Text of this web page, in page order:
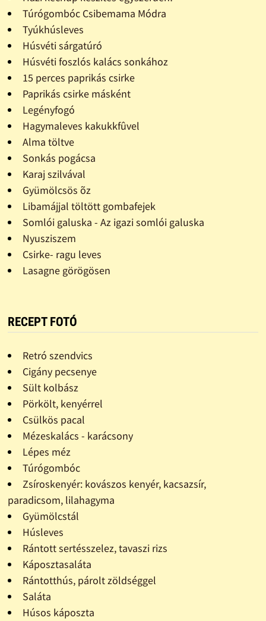
Túrógombóc Csibemama Módra
Tyúkhúsleves
Húsvéti sárgatúró
Húsvéti foszlós kalács sonkához
15 perces paprikás csirke
Paprikás csirke másként
Legényfogó
Hagymaleves kakukkfûvel
Alma töltve
Sonkás pogácsa
Karaj szilvával
Gyümölcsös õz
Libamájjal töltött gombafejek
Somlói galuska - Az igazi somlói galuska
Nyusziszem
Csirke- ragu leves
Lasagne görögösen
RECEPT FOTÓ
Retró szendvics
Cigány pecsenye
Sült kolbász
Pörkölt, kenyérrel
Csülkös pacal
Mézeskalács - karácsony
Lépes méz
Túrógombóc
Zsíroskenyér: kovászos kenyér, kacsazsír,
paradicsom, lilahagyma
Gyümölcstál
Húsleves
Rántott sertésszelez, tavaszi rizs
Káposztasaláta
Rántotthús, párolt zöldséggel
Saláta
Húsos káposzta